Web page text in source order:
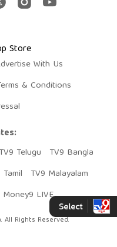
With Us
& Conditions
TV9 Telugu
TV9 Bangla
TV9 Malayalam
Money9 LIVE
All Rights Reserved.